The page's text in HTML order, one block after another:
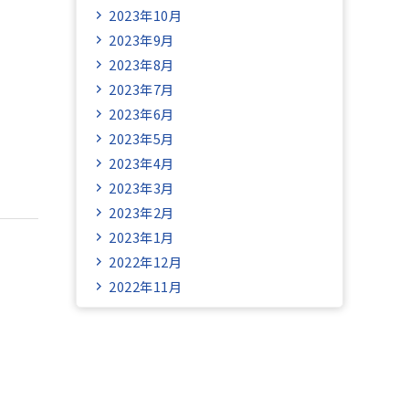
2023年10月
2023年9月
2023年8月
2023年7月
2023年6月
2023年5月
2023年4月
2023年3月
2023年2月
2023年1月
2022年12月
2022年11月